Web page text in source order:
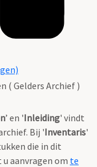
( Gelders Archief )
’ en 'Inleiding' vindt
Bij 'Inventaris'
die in dit
aanvragen om te